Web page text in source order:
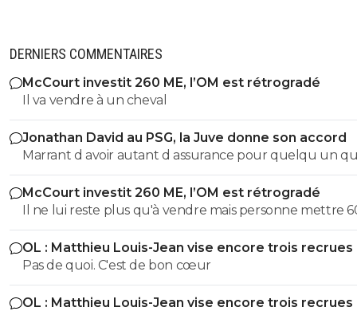
DERNIERS COMMENTAIRES
McCourt investit 260 ME, l’OM est rétrogradé
Il va vendre à un cheval
Jonathan David au PSG, la Juve donne son accord
Marrant d avoir autant d assurance pour quelqu un
trompe avec autant de régularité... Ton arrogance
presque impressionnant si elle était accompagnée d
quelconque talent, mais bref, je te laisserais volontiers
raison mais je crains la qualité de notre conversation !!!
McCourt investit 260 ME, l’OM est rétrogradé
Il ne lui reste plus qu'à vendre mais personne mettre 600
millions d'euros dans le club. A moins que du côté de
Saoudite ou du Golfe Persique un fou allonge la
mais je n'y crois guère.
OL : Matthieu Louis-Jean vise encore trois recrues
Pas de quoi. C'est de bon cœur
OL : Matthieu Louis-Jean vise encore trois recrues